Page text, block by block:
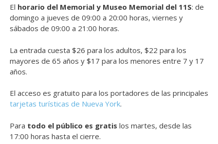
El horario del Memorial y Museo Memorial del 11S: de
domingo a jueves de 09:00 a 20:00 horas, viernes y
sábados de 09:00 a 21:00 horas.
La entrada cuesta $26 para los adultos, $22 para los
mayores de 65 años y $17 para los menores entre 7 y 17
años.
El acceso es gratuito para los portadores de las principales
tarjetas turísticas de Nueva York.
Para todo el público es gratis los martes, desde las
17:00 horas hasta el cierre.